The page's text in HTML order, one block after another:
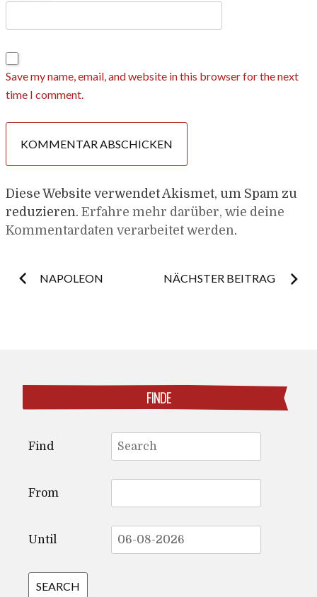
Save my name, email, and website in this browser for the next
time I comment.
Diese Website verwendet Akismet, um Spam zu
reduzieren. Erfahre mehr darüber, wie deine
Kommentardaten verarbeitet werden.
Post
NAPOLEON NÄCHSTER BEITRAG
FINDE
for:
Find
From
Until